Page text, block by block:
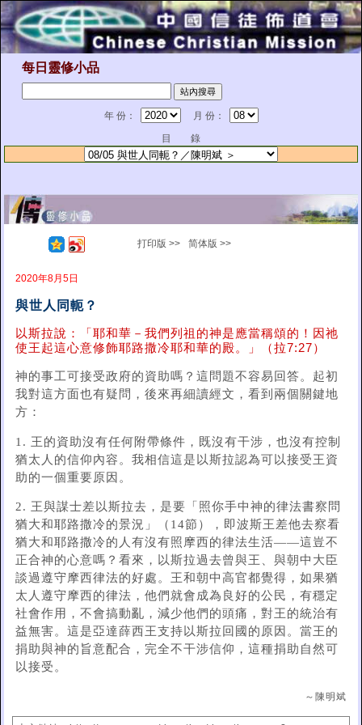
每日靈修小品
年 份：
月 份：
目 錄
打印版 >> 简体版 >>
2020年8月5日
與世人同軛？
以斯拉說：「耶和華－我們列祖的神是應當稱頌的！因祂
使王起這心意修飾耶路撒冷耶和華的殿。」（拉7:27）
神的事工可接受政府的資助嗎？這問題不容易回答。起初
我對這方面也有疑問，後來再細讀經文，看到兩個關鍵地
方：
1. 王的資助沒有任何附帶條件，既沒有干涉，也沒有控制
猶太人的信仰內容。我相信這是以斯拉認為可以接受王資
助的一個重要原因。
2. 王與謀士差以斯拉去，是要「照你手中神的律法書察問
猶大和耶路撒冷的景況」（14節），即波斯王差他去察看
猶大和耶路撒冷的人有沒有照摩西的律法生活——這豈不
正合神的心意嗎？看來，以斯拉過去曾與王、與朝中大臣
談過遵守摩西律法的好處。王和朝中高官都覺得，如果猶
太人遵守摩西的律法，他們就會成為良好的公民，有穩定
社會作用，不會搞動亂，減少他們的頭痛，對王的統治有
益無害。這是亞達薛西王支持以斯拉回國的原因。當王的
捐助與神的旨意配合，完全不干涉信仰，這種捐助自然可
以接受。
～陳明斌